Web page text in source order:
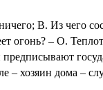
В. Из чего
огонь? – О.
– хозяин дома –